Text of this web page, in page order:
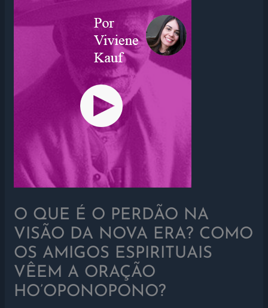
O QUE É O PERDÃO NA
VISÃO DA NOVA ERA? COMO
OS AMIGOS ESPIRITUAIS
VÊEM A ORAÇÃO
HO’OPONOPONO?